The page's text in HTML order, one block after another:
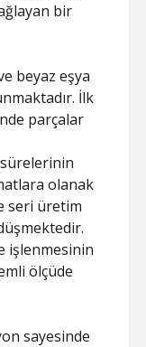
bir
beyaz eşya
İlk
parçalar
olanak
seri üretim
işlenmesinin
ölçüde
sayesinde